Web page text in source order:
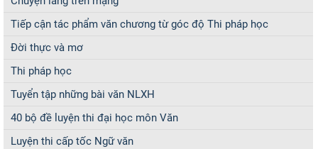
Tiếp cận tác phẩm văn chương từ góc độ Thi pháp học
Đời thực và mơ
Thi pháp học
Tuyển tập những bài văn NLXH
40 bộ đề luyện thi đại học môn Văn
Luyện thi cấp tốc Ngữ văn